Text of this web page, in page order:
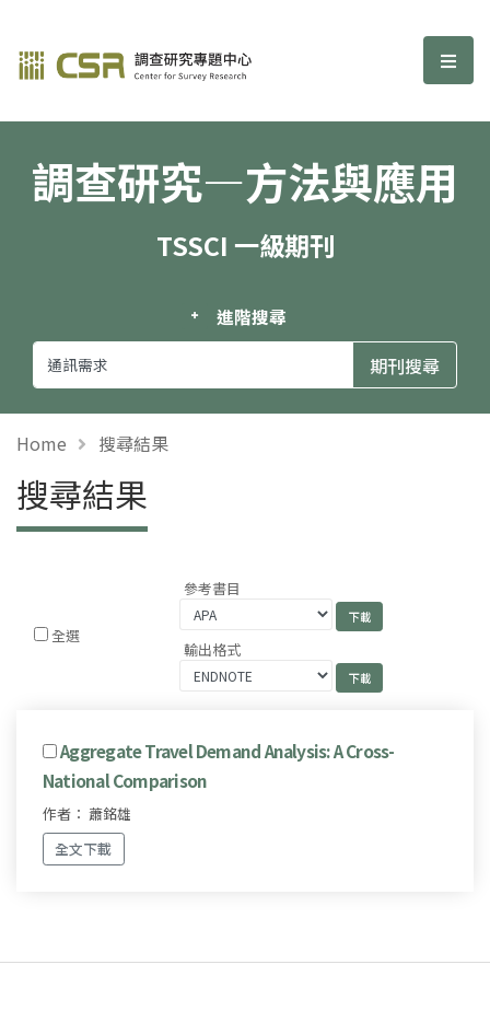
調查研究—方法與應用期刊 選
調查研究—方法與應用
TSSCI 一級期刊
進階搜尋
Home 搜尋結果
搜尋結果
全選
參考書目
輸出格式
Aggregate Travel Demand Analysis: A Cross-
National Comparison
作者： 蕭銘雄
全文下載